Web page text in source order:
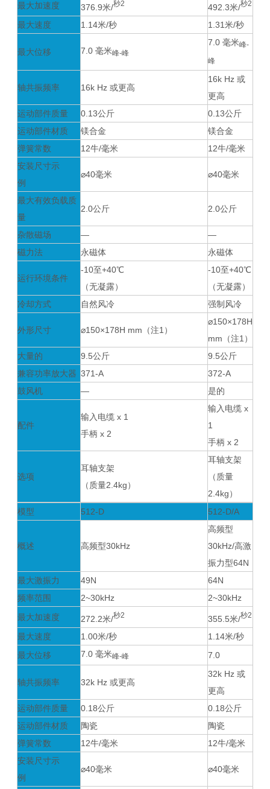
最大加速度 376.9米/秒2 492.3米/秒2
最大速度 1.14米/秒 1.31米/秒
最大位移 7.0 毫米峰-峰
7.0 毫米峰-
峰
轴共振频率 16k Hz 或更高
16k Hz 或
更高
运动部件质量
0.13公斤
0.13公斤
运动部件材质
镁合金
镁合金
弹簧常数
12牛/毫米
12牛/毫米
安装尺寸示
例
⌀40毫米 ⌀40毫米
最大有效负载质
量
2.0公斤 2.0公斤
杂散磁场 ―
―
磁力法
永磁体 永磁体
运行环境条件
-10至+40℃
（无凝露）
-10至+40℃
（无凝露）
冷却方式
自然风冷 强制风冷
外形尺寸 ⌀150×178H mm（注1）
⌀150×178H
mm（注1）
大量的
9.5公斤
9.5公斤
兼容功率放大器 371-A
372-A
鼓风机
― 是的
配件
输入电缆 x 1
手柄 x 2
输入电缆 x
1
手柄 x 2
选项
耳轴支架
（质量2.4kg）
耳轴支架
（质量
2.4kg）
模型
512-D 512-D/A
概述 高频型30kHz
高频型
30kHz/高激
振力型64N
最大激振力
49N
64N
频率范围
2~30kHz
2~30kHz
最大加速度
272.2米/秒2 355.5米/秒2
最大速度 1.00米/秒
1.14米/秒
最大位移
7.0 毫米峰-峰 7.0
轴共振频率 32k Hz 或更高
32k Hz 或
更高
运动部件质量
0.18公斤
0.18公斤
运动部件材质
陶瓷
陶瓷
弹簧常数
12牛/毫米
12牛/毫米
安装尺寸示
例
⌀40毫米 ⌀40毫米